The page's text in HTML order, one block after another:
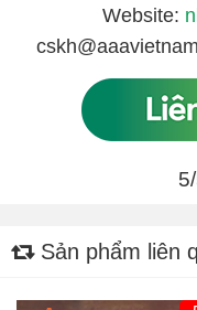
Website:
Sản phẩm liên